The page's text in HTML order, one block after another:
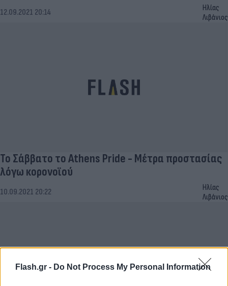
Flash.gr - Do Not Process My Personal Information
12.09.2021 20:14
Ηλίας
Λιβάνιος
Το Σάββατο το Athens Pride - Μέτρα προστασίας
λόγω κορoνοϊού
10.09.2021 20:22
Ηλίας
Λιβάνιος